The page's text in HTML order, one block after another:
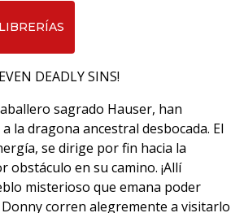
DEADLY SINS!
sagrado Hauser, han
la dragona ancestral desbocada. El
se dirige por fin hacia la
obstáculo en su camino. ¡Allí
misterioso que emana poder
Donny corren alegremente a visitarlo